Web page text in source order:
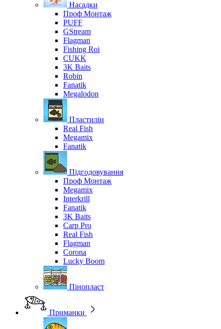
Насадки
Проф Монтаж
PUFF
GStream
Flagman
Fishing Roi
CUKK
3K Baits
Robin
Fanatik
Megalodon
Пластилін
Real Fish
Megamix
Fanatik
Підгодовування
Проф Монтаж
Megamix
Interkrill
Fanatik
3K Baits
Carp Pro
Real Fish
Flagman
Corona
Lucky Boom
Пінопласт
Приманки